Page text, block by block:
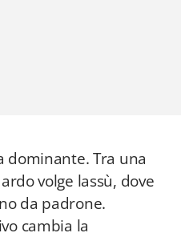
dominante. Tra una
volge lassù, dove
da padrone.
cambia la